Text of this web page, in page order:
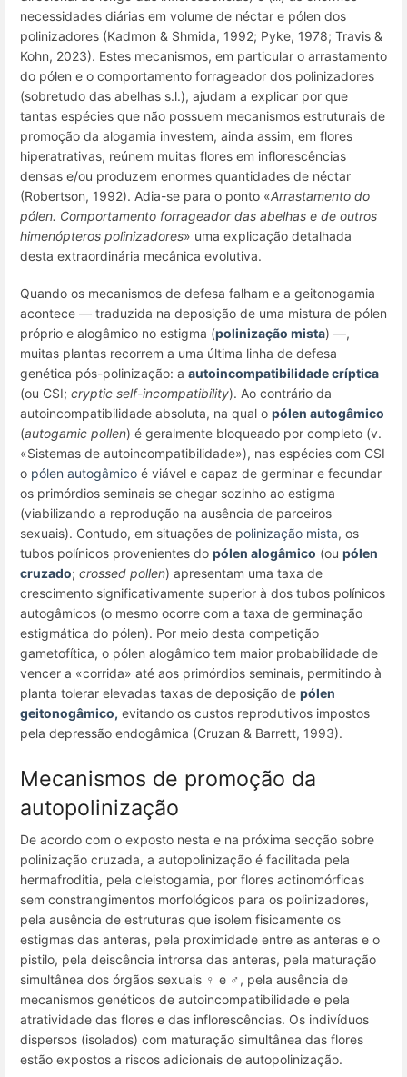
necessidades diárias em volume de néctar e pólen dos
polinizadores (Kadmon & Shmida, 1992; Pyke, 1978; Travis &
Kohn, 2023). Estes mecanismos, em particular o arrastamento
do pólen e o comportamento forrageador dos polinizadores
(sobretudo das abelhas s.l.), ajudam a explicar por que
tantas espécies que não possuem mecanismos estruturais de
promoção da alogamia investem, ainda assim, em flores
hiperatrativas, reúnem muitas flores em inflorescências
densas e/ou produzem enormes quantidades de néctar
(Robertson, 1992). Adia-se para o ponto «Arrastamento do
pólen. Comportamento forrageador das abelhas e de outros
himenópteros polinizadores» uma explicação detalhada
desta extraordinária mecânica evolutiva.
Quando os mecanismos de defesa falham e a geitonogamia
acontece — traduzida na deposição de uma mistura de pólen
próprio e alogâmico no estigma (polinização mista) —,
muitas plantas recorrem a uma última linha de defesa
genética pós-polinização: a autoincompatibilidade críptica
(ou CSI; cryptic self-incompatibility). Ao contrário da
autoincompatibilidade absoluta, na qual o pólen autogâmico
(autogamic pollen) é geralmente bloqueado por completo (v.
«Sistemas de autoincompatibilidade»), nas espécies com CSI
o pólen autogâmico é viável e capaz de germinar e fecundar
os primórdios seminais se chegar sozinho ao estigma
(viabilizando a reprodução na ausência de parceiros
sexuais). Contudo, em situações de polinização mista, os
tubos polínicos provenientes do pólen alogâmico (ou pólen
cruzado; crossed pollen) apresentam uma taxa de
crescimento significativamente superior à dos tubos polínicos
autogâmicos (o mesmo ocorre com a taxa de germinação
estigmática do pólen). Por meio desta competição
gametofítica, o pólen alogâmico tem maior probabilidade de
vencer a «corrida» até aos primórdios seminais, permitindo à
planta tolerar elevadas taxas de deposição de pólen
geitonogâmico, evitando os custos reprodutivos impostos
pela depressão endogâmica (Cruzan & Barrett, 1993).
Mecanismos de promoção da
autopolinização
De acordo com o exposto nesta e na próxima secção sobre
polinização cruzada, a autopolinização é facilitada pela
hermafroditia, pela cleistogamia, por flores actinomórficas
sem constrangimentos morfológicos para os polinizadores,
pela ausência de estruturas que isolem fisicamente os
estigmas das anteras, pela proximidade entre as anteras e o
pistilo, pela deiscência introrsa das anteras, pela maturação
simultânea dos órgãos sexuais ♀ e ♂, pela ausência de
mecanismos genéticos de autoincompatibilidade e pela
atratividade das flores e das inflorescências. Os indivíduos
dispersos (isolados) com maturação simultânea das flores
estão expostos a riscos adicionais de autopolinização.